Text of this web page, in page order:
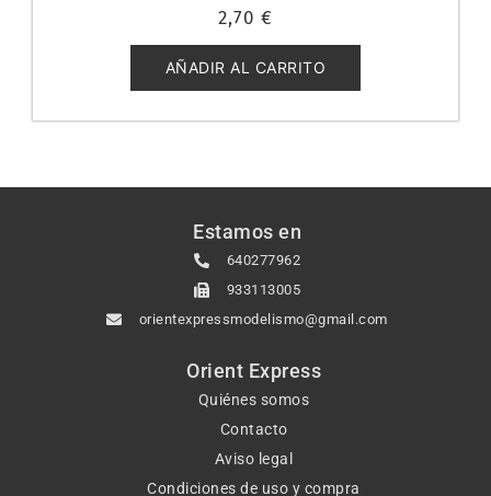
con
de
5
2,70 €
AÑADIR AL CARRITO
Estamos en
640277962
933113005
orientexpressmodelismo@gmail.com
Orient Express
Quiénes somos
Contacto
Aviso legal
Condiciones de uso y compra